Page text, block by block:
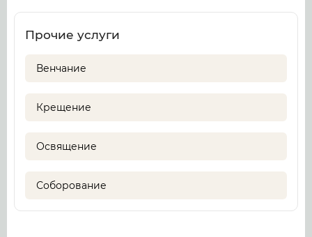
Прочие услуги
Венчание
Крещение
Освящение
Соборование